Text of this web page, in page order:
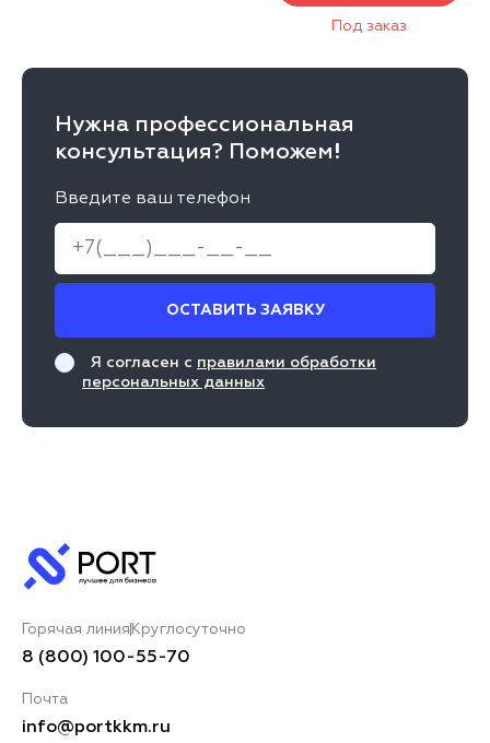
Под заказ
Нужна профессиональная
консультация? Поможем!
Введите ваш телефон
ОСТАВИТЬ ЗАЯВКУ
Я согласен с правилами обработки
персональных данных
Горячая линия Круглосуточно
8 (800) 100-55-70
Почта
info@portkkm.ru